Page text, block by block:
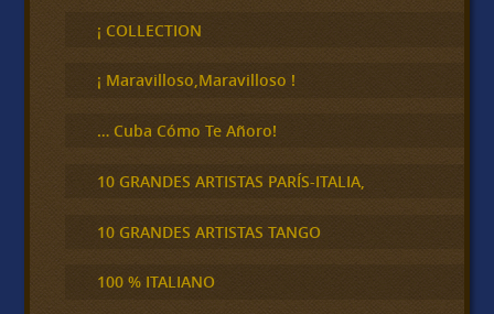
c
a
¡ COLLECTION
¡ Maravilloso,Maravilloso !
… Cuba Cómo Te Añoro!
10 GRANDES ARTISTAS PARÍS-ITALIA,
10 GRANDES ARTISTAS TANGO
100 % ITALIANO